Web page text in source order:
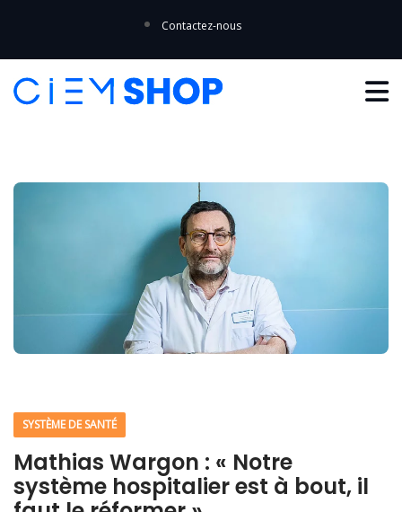
Contactez-nous
SYSTÈME DE SANTÉ
Mathias Wargon : « Notre
système hospitalier est à bout, il